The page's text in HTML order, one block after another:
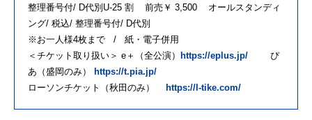
整理番号付/ D代別U-25 割 前売￥ 3,500 オールスタンディ
ング/ 税込/ 整理番号付/ D代別
※お⼀⼈様4枚まで / 紙・電⼦併⽤
＜チケット取り扱い＞ e＋（全公演）
https://eplus.jp/ ぴ
あ（盛岡のみ）
https://t.pia.jp/
ローソンチケット（秋⽥のみ）
https://l-tike.com/